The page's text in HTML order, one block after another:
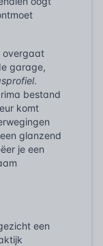
overgaat
garage,
.
bestand
komt
glanzend
je een
een